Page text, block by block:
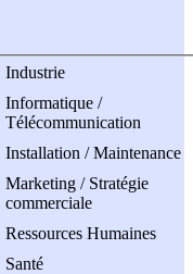
Industrie
Informatique /
Télécommunication
Installation / Maintenance
Marketing / Stratégie
commerciale
Ressources Humaines
Santé